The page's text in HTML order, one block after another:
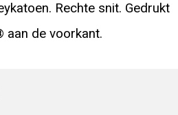
Rechte snit. Gedrukt
aan de voorkant.